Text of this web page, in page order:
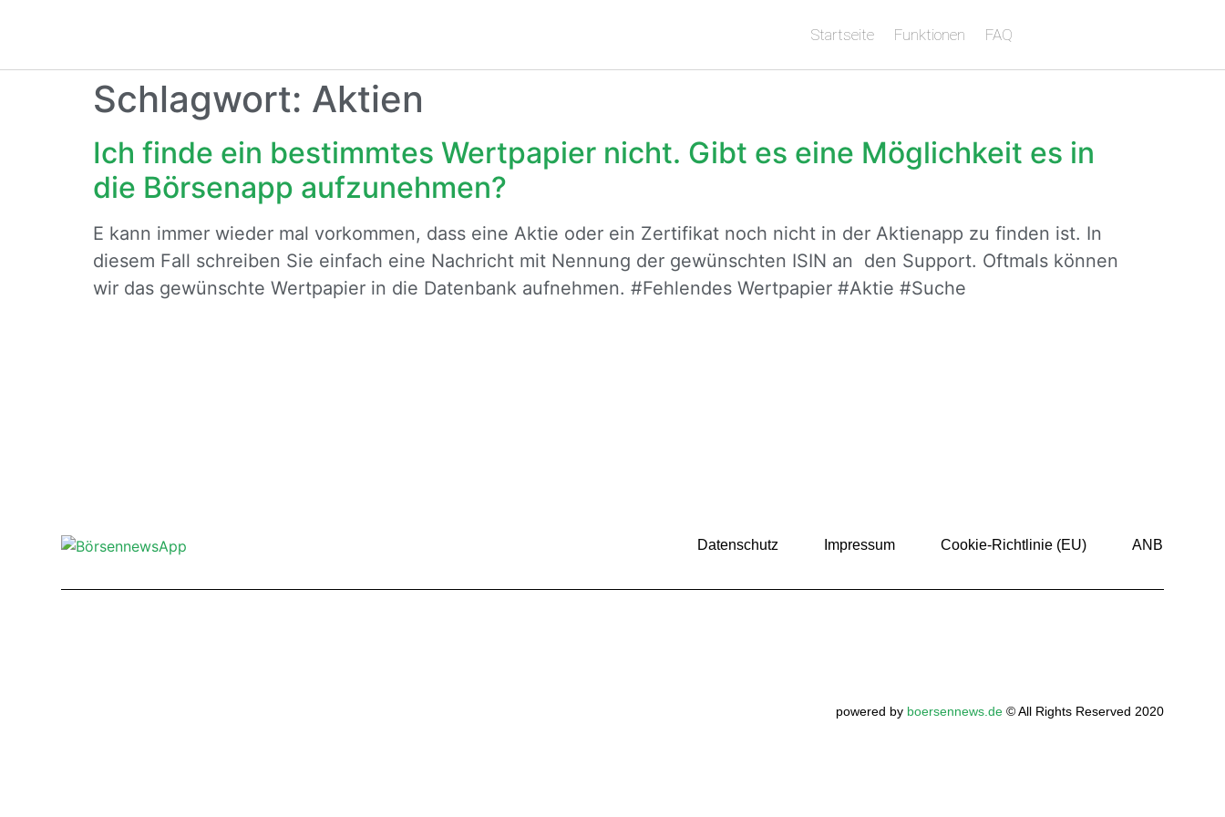
Startseite Funktionen FAQ
Schlagwort: Aktien
Ich finde ein bestimmtes Wertpapier nicht. Gibt es eine Möglichkeit es in
die Börsenapp aufzunehmen?
E kann immer wieder mal vorkommen, dass eine Aktie oder ein Zertifikat noch nicht in der Aktienapp zu finden ist. In
diesem Fall schreiben Sie einfach eine Nachricht mit Nennung der gewünschten ISIN an den Support. Oftmals können
wir das gewünschte Wertpapier in die Datenbank aufnehmen. #Fehlendes Wertpapier #Aktie #Suche
Datenschutz Impressum Cookie-Richtlinie (EU) ANB
powered by boersennews.de© All Rights Reserved 2020